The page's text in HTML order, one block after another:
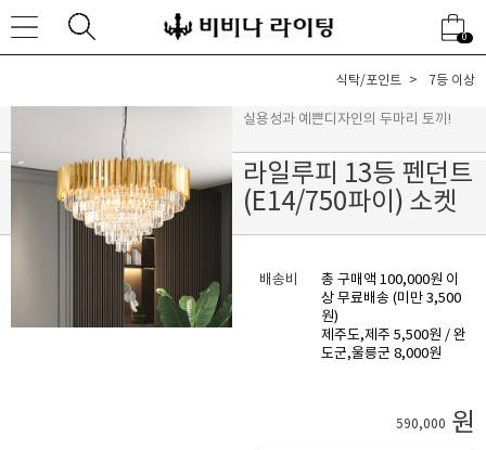
0
식탁/포인트 7등 이상
실용성과 예쁜디자인의 두마리 토끼!
라일루피 13등 펜던트
(E14/750파이) 소켓
배송비
총 구매액 100,000원 이
상 무료배송 (미만 3,500
원)
제주도,제주 5,500원 / 완
도군,울릉군 8,000원
590,000 원